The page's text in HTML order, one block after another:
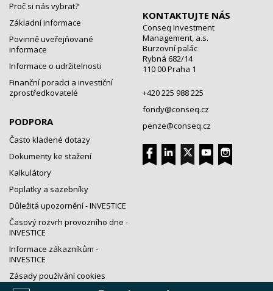
Proč si nás vybrat?
Základní informace
Povinně uveřejňované
informace
Informace o udržitelnosti
Finanční poradci a investiční
zprostředkovatelé
PODPORA
Často kladené dotazy
Dokumenty ke stažení
Kalkulátory
Poplatky a sazebníky
Důležitá upozornění - INVESTICE
Časový rozvrh provozního dne -
INVESTICE
Informace zákazníkům -
INVESTICE
Zásady používání cookies
KONTAKTUJTE NÁS
Conseq Investment
Management, a.s.
Burzovní palác
Rybná 682/14
110 00 Praha 1
+420 225 988 225
fondy@conseq.cz
penze@conseq.cz